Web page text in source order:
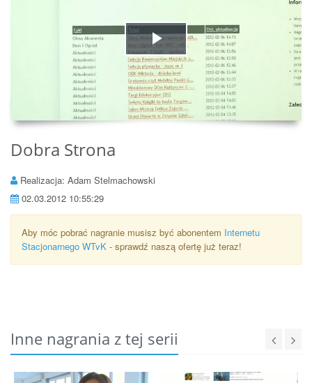
Play
Video
Dobra Strona
Realizacja: Adam Stelmachowski
02.03.2012 10:55:29
Aby móc pobrać nagranie musisz być abonentem Internetu
Stacjonarnego WTvK - sprawdź naszą ofertę już teraz!
Inne nagrania z tej serii